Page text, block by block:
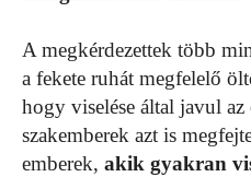
A megkérdezettek több
a fekete ruhát megfelelő
hogy viselése által javul
szakemberek azt is
emberek, akik gyakran